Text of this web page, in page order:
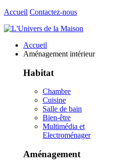
Accueil Contactez-nous
Accueil
Aménagement intérieur
Habitat
Chambre
Cuisine
Salle de bain
Bien-être
Multimédia et
Electroménager
Aménagement